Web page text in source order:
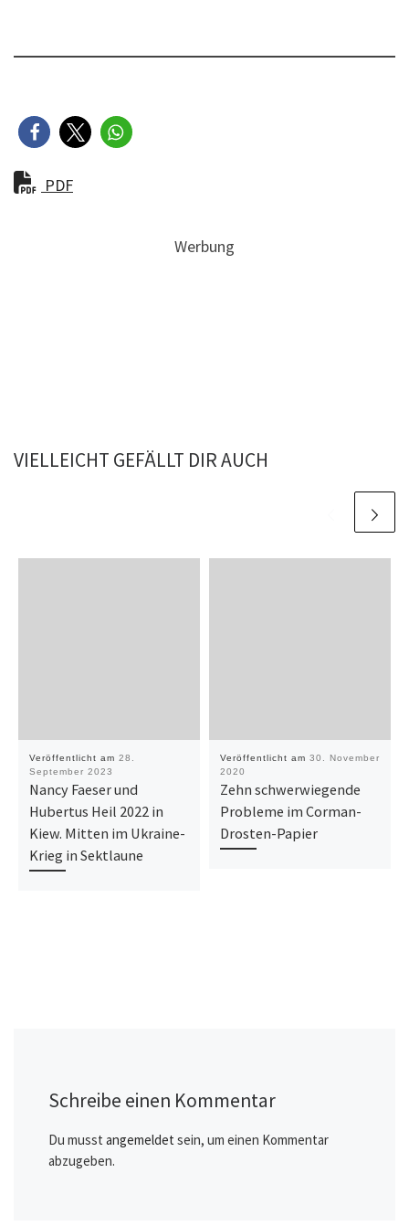
PDF
Werbung
VIELLEICHT GEFÄLLT DIR AUCH
Veröffentlicht am 28.
September 2023
Nancy Faeser und
Hubertus Heil 2022 in
Kiew. Mitten im Ukraine-
Krieg in Sektlaune
Veröffentlicht am 30. November
2020
Zehn schwerwiegende
Probleme im Corman-
Drosten-Papier
Schreibe einen Kommentar
Du musst angemeldet sein, um einen Kommentar
abzugeben.